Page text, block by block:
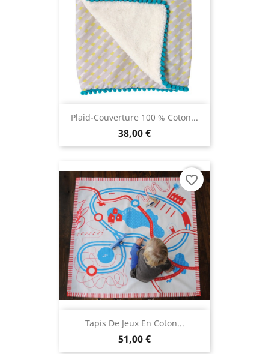
Plaid-Couverture 100 % Coton...
38,00 €
Tapis De Jeux En Coton...
51,00 €
favorite_border